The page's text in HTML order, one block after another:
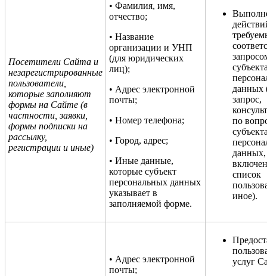
Посетители Сайта и
незарегистрированные
пользователи,
которые заполняют
формы на Сайте (в
частности, заявки,
формы подписки на
рассылку,
регистрации и иные)
• Фамилия, имя,
отчество;
• Название
организации и УНП
(для юридических
лиц);
• Адрес электронной
почты;
• Номер телефона;
• Город, адрес;
• Иные данные,
которые субъект
персональных данных
указывает в
заполняемой форме.
данных
запрос,
по
данных,
список
иное).
• Адрес электронной
почты;
услуг